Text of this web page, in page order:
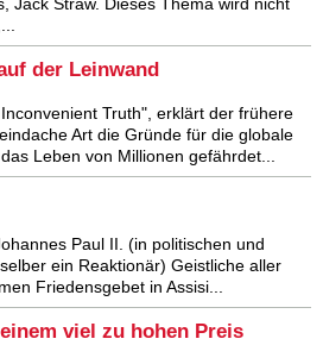
Jack Straw. Dieses Thema wird nicht
der Leinwand
Truth", erklärt der frühere
Art die Gründe für die globale
Leben von Millionen gefährdet...
Paul II. (in politischen und
ein Reaktionär) Geistliche aller
Friedensgebet in Assisi...
viel zu hohen Preis